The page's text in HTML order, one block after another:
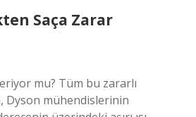
Saça Zarar
mu? Tüm bu zararlı
Dyson mühendislerinin